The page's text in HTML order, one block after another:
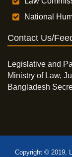
National
Contact Us/
Legislative and
Ministry of Law,
Bangladesh
Copyright © 2019,